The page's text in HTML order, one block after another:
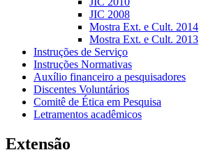
JIC 2008
Mostra Ext. e Cult. 2014
Mostra Ext. e Cult. 2013
Instruções de Serviço
Instruções Normativas
Auxílio financeiro a pesquisadores
Discentes Voluntários
Comitê de Ética em Pesquisa
Letramentos acadêmicos
Extensão